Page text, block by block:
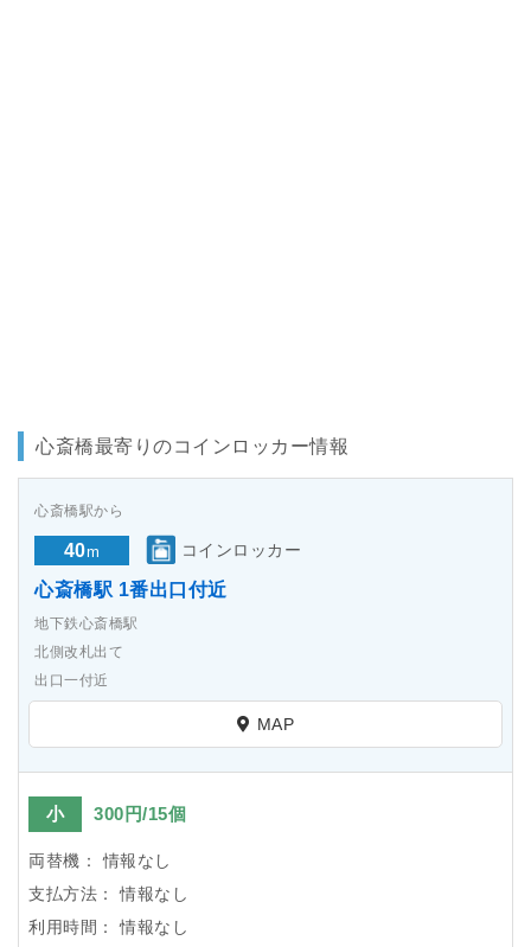
心斎橋最寄りのコインロッカー情報
心斎橋駅から
40m コインロッカー
心斎橋駅 1番出口付近
地下鉄心斎橋駅
北側改札出て
出口一付近
MAP
小 300円/15個
両替機：
情報なし
支払方法：
情報なし
利用時間：
情報なし